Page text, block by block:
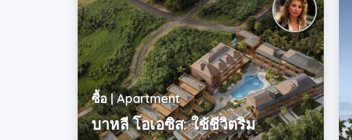
ซื้อ | Apartment
บาหลี โอเอซิส: ใช้ชีวิตริม